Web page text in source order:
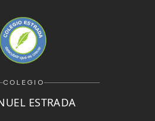
COLEGIO
ESTRADA